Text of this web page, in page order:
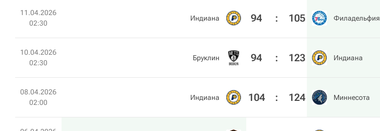
11.04.2026
02:30
Индиана 94 : 105 Филадельфия
10.04.2026
02:30
Бруклин 94 : 123 Индиана
08.04.2026
02:00
Индиана 104 : 124 Миннесота